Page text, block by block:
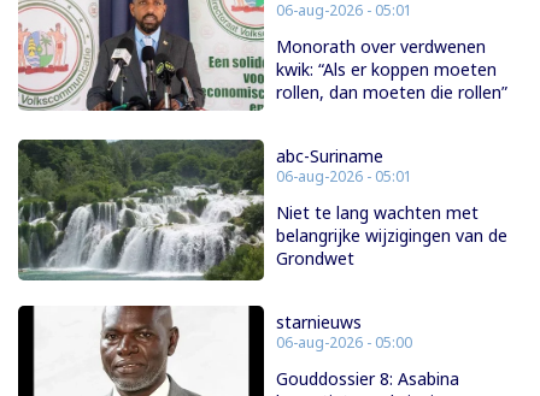
06-aug-2026 - 05:01
Monorath over verdwenen
kwik: “Als er koppen moeten
rollen, dan moeten die rollen”
abc-Suriname
06-aug-2026 - 05:01
Niet te lang wachten met
belangrijke wijzigingen van de
Grondwet
starnieuws
06-aug-2026 - 05:00
Gouddossier 8: Asabina